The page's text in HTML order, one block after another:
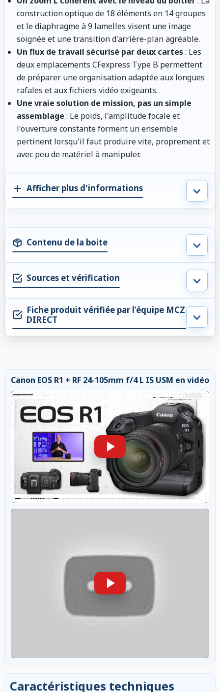
construction optique de 18 éléments en 14 groupes
et le diaphragme à 9 lamelles visent une image
soignée et une transition d'arrière-plan agréable.
Un flux de travail sécurisé par deux cartes: Les
deux emplacements CFexpress Type B permettent
de préparer une organisation adaptée aux longues
rafales et aux fichiers vidéo exigeants.
Une vraie solution de mission, pas un simple
assemblage : Le poids, l'amplitude focale et
l'ouverture constante forment un ensemble
pertinent lorsqu'il faut produire vite, proprement et
avec peu de matériel à manipuler.
Afficher plus d'informations
Contenu de la boite
Sources et vérification
Fiche produit vérifiée par l’équipe MCZ
DIRECT
Canon EOS R1 + RF 24-105mm f/4 L IS USM en vidéo
Caractéristiques techniques